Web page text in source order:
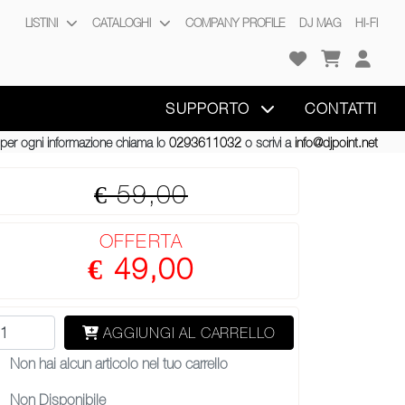
LISTINI CATALOGHI COMPANY PROFILE DJ MAG HI-FI
SUPPORTO CONTATTI
per ogni informazione chiama lo 0293611032 o scrivi a info@djpoint.net
€ 59,00
OFFERTA
€ 49,00
AGGIUNGI AL CARRELLO
Non hai alcun articolo nel tuo carrello
Non Disponibile